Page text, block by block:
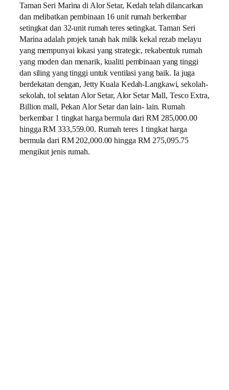
Taman Seri Marina di Alor Setar, Kedah telah dilancarkan
dan melibatkan pembinaan 16 unit rumah berkembar
setingkat dan 32-unit rumah teres setingkat. Taman Seri
Marina adalah projek tanah hak milik kekal rezab melayu
yang mempunyai lokasi yang strategic, rekabentuk rumah
yang moden dan menarik, kualiti pembinaan yang tinggi
dan siling yang tinggi untuk ventilasi yang baik. Ia juga
berdekatan dengan, Jetty Kuala Kedah-Langkawi, sekolah-
sekolah, tol selatan Alor Setar, Alor Setar Mall, Tesco Extra,
Billion mall, Pekan Alor Setar dan lain- lain. Rumah
berkembar 1 tingkat harga bermula dari RM 285,000.00
hingga RM 333,559.00. Rumah teres 1 tingkat harga
bermula dari RM 202,000.00 hingga RM 275,095.75
mengikut jenis rumah.